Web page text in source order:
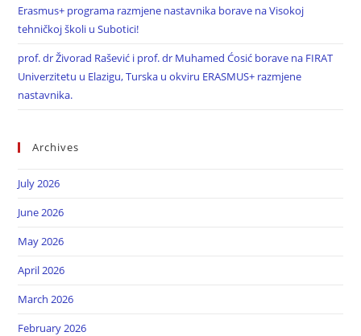
Erasmus+ programa razmjene nastavnika borave na Visokoj
tehničkoj školi u Subotici!
prof. dr Živorad Rašević i prof. dr Muhamed Ćosić borave na FIRAT
Univerzitetu u Elazigu, Turska u okviru ERASMUS+ razmjene
nastavnika.
Archives
July 2026
June 2026
May 2026
April 2026
March 2026
February 2026